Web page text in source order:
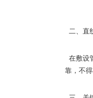
二、直
在敷设
靠，不